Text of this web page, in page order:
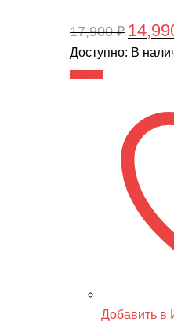
17,900₽
цена
Доступно: В
Добавить в